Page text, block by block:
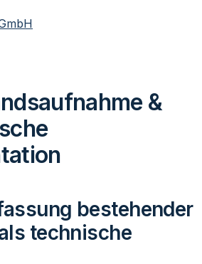
&
bestehender
technische